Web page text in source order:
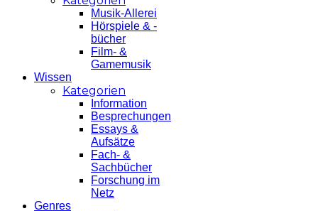
Musik-Allerei
Hörspiele & -
bücher
Film- &
Gamemusik
Wissen
Kategorien
Information
Besprechungen
Essays &
Aufsätze
Fach- &
Sachbücher
Forschung im
Netz
Genres